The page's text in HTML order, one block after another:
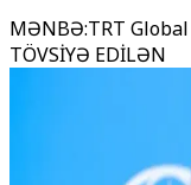
MƏNBƏ:TRT Global
TÖVSİYƏ EDİLƏN